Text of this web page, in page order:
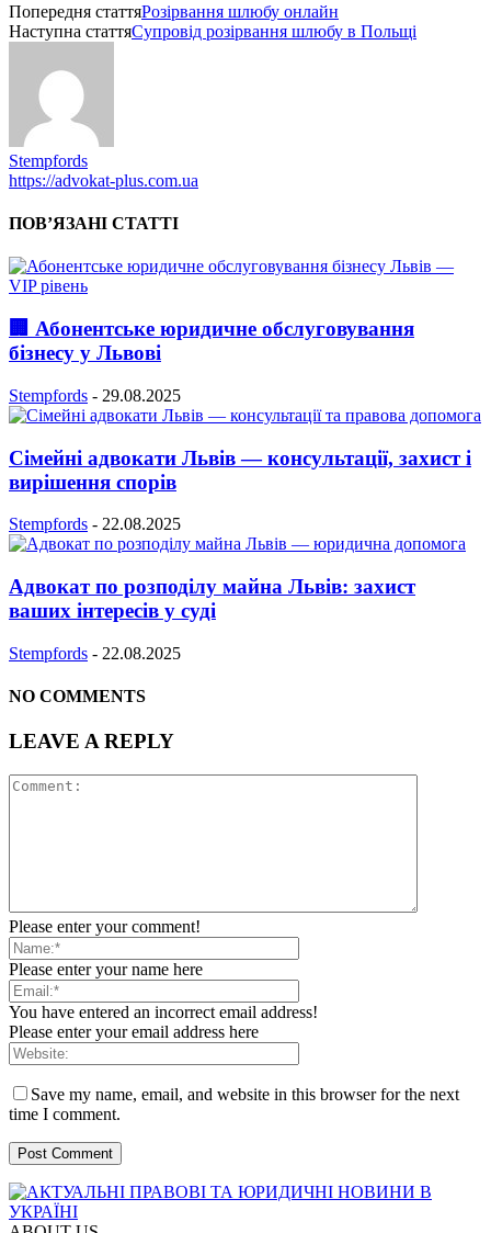
Попередня статтяРозірвання шлюбу онлайн
Наступна статтяСупровід розірвання шлюбу в Польщі
Stempfords
https://advokat-plus.com.ua
ПОВ’ЯЗАНІ СТАТТІ
🏢 Абонентське юридичне обслуговування
бізнесу у Львові
Stempfords - 29.08.2025
Сімейні адвокати Львів — консультації, захист і
вирішення спорів
Stempfords - 22.08.2025
Адвокат по розподілу майна Львів: захист
ваших інтересів у суді
Stempfords - 22.08.2025
NO COMMENTS
LEAVE A REPLY
Please enter your comment!
Please enter your name here
You have entered an incorrect email address!
Please enter your email address here
Save my name, email, and website in this browser for the next
time I comment.